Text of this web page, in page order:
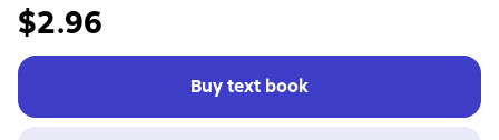
$2.96
Buy text book